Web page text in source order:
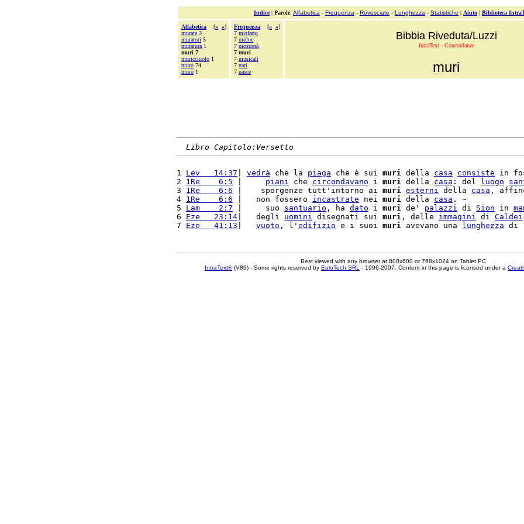
Indice| Parole: Alfabetica - Frequenza - Rovesciate - Lunghezza - Statistiche | Aiuto | Biblioteca
Alfabetica [« »]
murate 3
muratori 5
muratura 1
muri 7
muricciuolo 1
muro 74
murò 1
Frequenza [« »]
7 misfatto
7 moloc
7 mostrerà
7 muri
7 musicali
7 nari
7 nasce
Bibbia Riveduta/Luzzi
IntraText - Concordanze
muri
Libro Capitolo:Versetto
1 Lev   14:37 vedrà che la piaga che è sui muri della casa consiste in
2 1Re    6:5 piani che circondavano i muri della casa : del luogo
3 1Re    6:6 |    sporgenze tutt'intorno ai muri esterni della casa ,
4 1Re    6:6 |   non fossero incastrate nei muri della casa . ~
5 Lam    2:7 |     suo santuario , ha dato i muri de' palazzi di Sion in
6 Eze   23:14 |   degli uomini disegnati sui muri , delle immagini di Caldei
7 Eze   41:13 vuoto , l' edifizio e i suoi muri avevano una lunghezza
Best viewed with any browser at 800x600 or 768x1024 on Tablet PC
IntraText®(V89) - Some rights reserved by EuloTech SRL - 1996-2007. Content in this page is licensed under a